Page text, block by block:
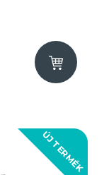
ÚJ TERMÉK